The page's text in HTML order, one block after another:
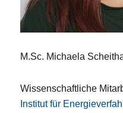
M.Sc. Michaela
Wissenschaftliche
Institut für